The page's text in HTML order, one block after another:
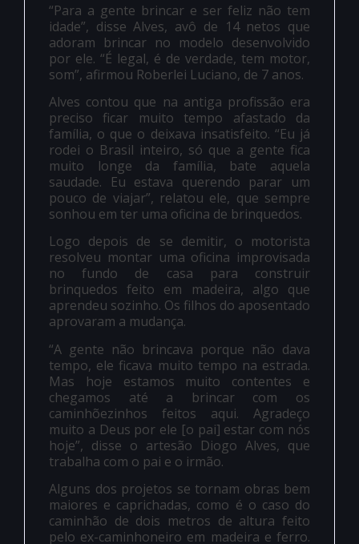
“Para a gente brincar e ser feliz não tem
idade”, disse Alves, avô de 14 netos que
adoram brincar no modelo desenvolvido
por ele. “É legal, é de verdade, tem motor,
som”, afirmou Roberlei Luciano, de 7 anos.
Alves contou que na antiga profissão era
preciso ficar muito tempo afastado da
família, o que o deixava insatisfeito. “Eu já
rodei o Brasil inteiro, só que a gente fica
muito longe da família, bate aquela
saudade. Eu estava querendo parar um
pouco de viajar”, relatou ele, que sempre
sonhou em ter uma oficina de brinquedos.
Logo depois de se demitir, o motorista
resolveu montar uma oficina improvisada
no fundo de casa para construir
brinquedos feito em madeira, algo que
aprendeu sozinho. Os filhos do aposentado
aprovaram a mudança.
“A gente não brincava porque não dava
tempo, ele ficava muito tempo na estrada.
Mas hoje estamos muito contentes e
chegamos até a brincar com os
caminhõezinhos feitos aqui. Agradeço
muito a Deus por ele [o pai] estar com nós
hoje”, disse o artesão Diogo Alves, que
trabalha com o pai e o irmão.
Alguns dos projetos se tornam obras bem
maiores e caprichadas, como é o caso do
caminhão de dois metros de altura feito
pelo ex-caminhoneiro em madeira e ferro.